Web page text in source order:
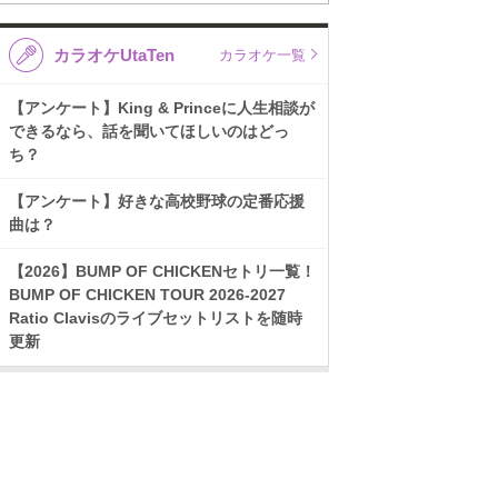
カラオケUtaTen カラオケ一覧
【アンケート】King & Princeに人生相談が
できるなら、話を聞いてほしいのはどっ
ち？
【アンケート】好きな高校野球の定番応援
曲は？
【2026】BUMP OF CHICKENセトリ一覧！
BUMP OF CHICKEN TOUR 2026-2027
Ratio Clavisのライブセットリストを随時
更新